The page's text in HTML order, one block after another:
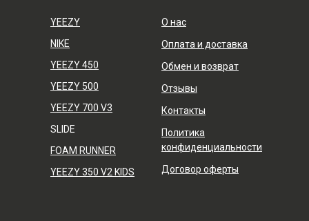
YEEZY
YEEZY 500
SLIDE
YEEZY 700 V3
О нас
Оплата и доставка
Отзывы
Контакты
Политика
конфиденциальности
Договор оферты
YEEZY 350 V2 KIDS
FOAM RUNNER
Обмен и возврат
NIKE
YEEZY 450